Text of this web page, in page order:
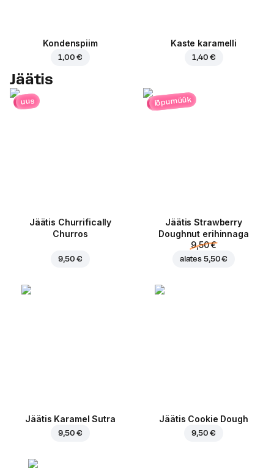
Kondenspiim
1,00 €
Kaste karamelli
1,40 €
Jäätis
uus
Jäätis Churrifically
Churros
9,50 €
lõpumüük
Jäätis Strawberry
Doughnut erihinnaga
9,50 €
alates 5,50 €
Jäätis Karamel Sutra
9,50 €
Jäätis Cookie Dough
9,50 €